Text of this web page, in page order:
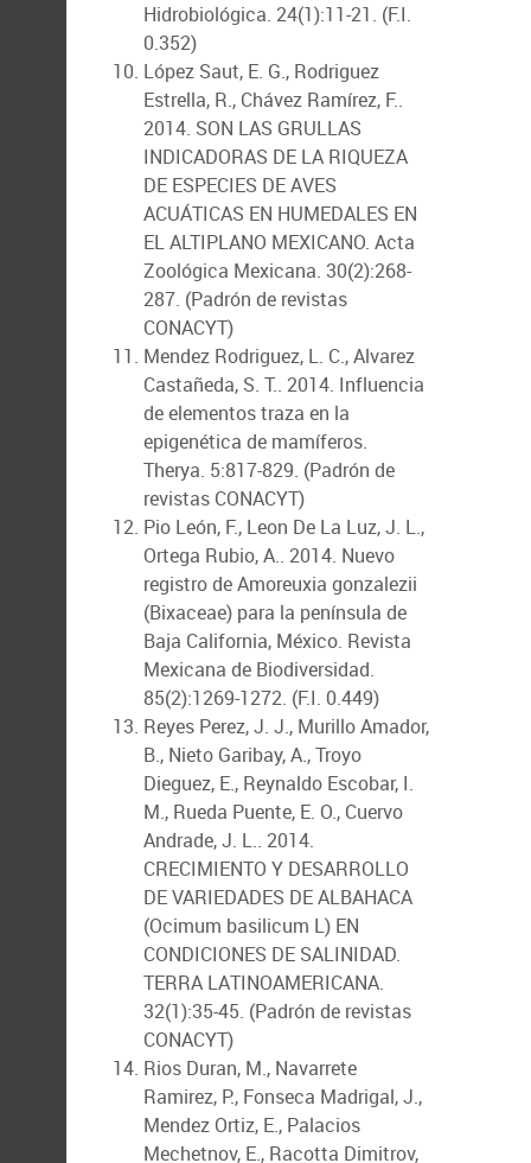
Hidrobiológica. 24(1):11-21. (F.I.
0.352)
López Saut, E. G., Rodriguez
Estrella, R., Chávez Ramírez, F..
2014. SON LAS GRULLAS
INDICADORAS DE LA RIQUEZA
DE ESPECIES DE AVES
ACUÁTICAS EN HUMEDALES EN
EL ALTIPLANO MEXICANO. Acta
Zoológica Mexicana. 30(2):268-
287. (Padrón de revistas
CONACYT)
Mendez Rodriguez, L. C., Alvarez
Castañeda, S. T.. 2014. Influencia
de elementos traza en la
epigenética de mamíferos.
Therya. 5:817-829. (Padrón de
revistas CONACYT)
Pio León, F., Leon De La Luz, J. L.,
Ortega Rubio, A.. 2014. Nuevo
registro de Amoreuxia gonzalezii
(Bixaceae) para la península de
Baja California, México. Revista
Mexicana de Biodiversidad.
85(2):1269-1272. (F.I. 0.449)
Reyes Perez, J. J., Murillo Amador,
B., Nieto Garibay, A., Troyo
Dieguez, E., Reynaldo Escobar, I.
M., Rueda Puente, E. O., Cuervo
Andrade, J. L.. 2014.
CRECIMIENTO Y DESARROLLO
DE VARIEDADES DE ALBAHACA
(Ocimum basilicum L) EN
CONDICIONES DE SALINIDAD.
TERRA LATINOAMERICANA.
32(1):35-45. (Padrón de revistas
CONACYT)
Rios Duran, M., Navarrete
Ramirez, P., Fonseca Madrigal, J.,
Mendez Ortiz, E., Palacios
Mechetnov, E., Racotta Dimitrov,